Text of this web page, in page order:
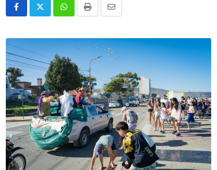
WhatsappPrint
Share
Email